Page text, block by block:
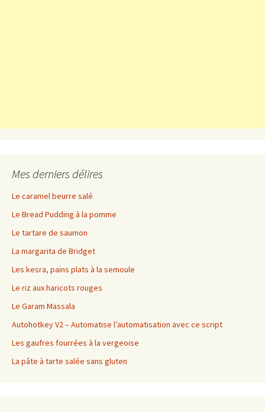
Mes derniers délires
Le caramel beurre salé
Le Bread Pudding à la pomme
Le tartare de saumon
La margarita de Bridget
Les kesra, pains plats à la semoule
Le riz aux haricots rouges
Le Garam Massala
Autohotkey V2 – Automatise l’automatisation avec ce script
Les gaufres fourrées à la vergeoise
La pâte à tarte salée sans gluten